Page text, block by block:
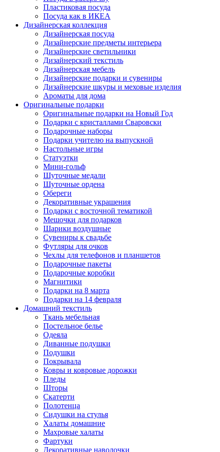
Пластиковая посуда
Посуда как в ИКЕА
Дизайнерская коллекция
Дизайнерская посуда
Дизайнерские предметы интерьера
Дизайнерские светильники
Дизайнерский текстиль
Дизайнерская мебель
Дизайнерские подарки и сувениры
Дизайнерские шкуры и меховые изделия
Ароматы для дома
Оригинальные подарки
Оригинальные подарки на Новый Год
Подарки с кристаллами Сваровски
Подарочные наборы
Подарки учителю на выпускной
Настольные игры
Статуэтки
Мини-гольф
Шуточные медали
Шуточные ордена
Обереги
Декоративные украшения
Подарки с восточной тематикой
Мешочки для подарков
Шарики воздушные
Сувениры к свадьбе
Футляры для очков
Чехлы для телефонов и планшетов
Подарочные пакеты
Подарочные коробки
Магнитики
Подарки на 8 марта
Подарки на 14 февраля
Домашний текстиль
Ткань мебельная
Постельное белье
Одеяла
Диванные подушки
Подушки
Покрывала
Ковры и ковровые дорожки
Пледы
Шторы
Скатерти
Полотенца
Сидушки на стулья
Халаты домашние
Махровые халаты
Фартуки
Декоративные наволочки